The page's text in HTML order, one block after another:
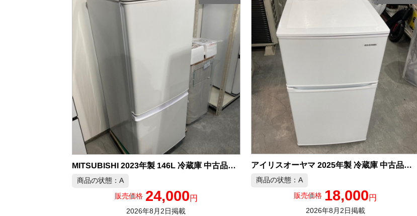
MITSUBISHI 2023年製 146L 冷蔵庫 中古品販売
商品の状態：A
販売価格 24,000円
2026年8月2日掲載
アイリスオーヤマ 2025年製 冷蔵庫 中古品販売
商品の状態：A
販売価格 18,000円
2026年8月2日掲載